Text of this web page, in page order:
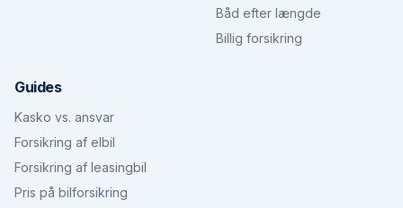
Båd efter længde
Billig forsikring
Guides
Kasko vs. ansvar
Forsikring af elbil
Forsikring af leasingbil
Pris på bilforsikring